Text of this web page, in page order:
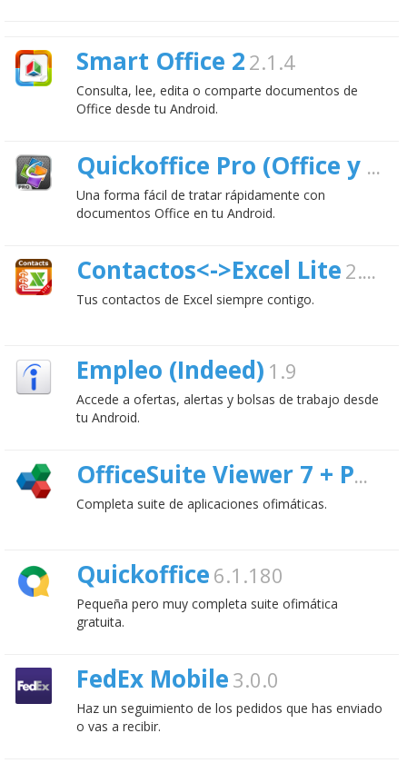
Smart Office 2 2.1.4
Consulta, lee, edita o comparte documentos de
Office desde tu Android.
Quickoffice Pro (Office y PDF)
Una forma fácil de tratar rápidamente con
documentos Office en tu Android.
Contactos<->Excel Lite 2.6.1.2
Tus contactos de Excel siempre contigo.
Empleo (Indeed) 1.9
Accede a ofertas, alertas y bolsas de trabajo desde
tu Android.
OfficeSuite Viewer 7 + PDF&HD;
Completa suite de aplicaciones ofimáticas.
Quickoffice 6.1.180
Pequeña pero muy completa suite ofimática
gratuita.
FedEx Mobile 3.0.0
Haz un seguimiento de los pedidos que has enviado
o vas a recibir.